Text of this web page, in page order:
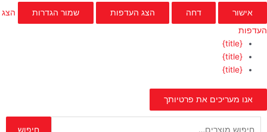
אישור דחה הצג העדפות שמור הגדרות
הצג
העדפות
{title}
{title}
{title}
אנו מעריכים את פרטיותך
חיפוש